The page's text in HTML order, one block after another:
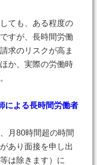
ても、ある程度の
すが、長時間労働
求のリスクが高ま
か、実際の労働時
よる長時間労働者
月80時間超の時間
あり面接を申し出
は除きます）に